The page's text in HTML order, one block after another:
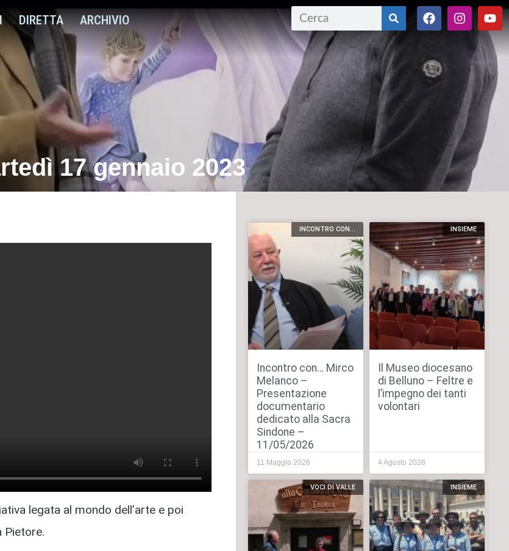
DIRETTA ARCHIVIO
17 gennaio 2023
legata al mondo dell’arte e poi
Pietore.
INCONTRO CON...
Incontro con… Mirco
Melanco –
Presentazione
documentario
dedicato alla Sacra
Sindone –
11/05/2026
11 Maggio 2026
INSIEME
Il Museo diocesano
di Belluno – Feltre e
l’impegno dei tanti
volontari
4 Agosto 2026
VOCI DI VALLE INSIEME